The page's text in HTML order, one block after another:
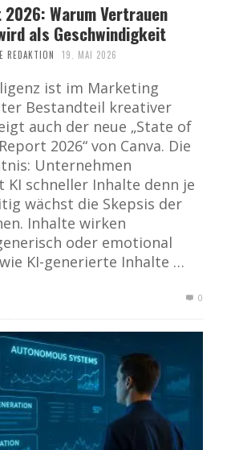
2026: Warum Vertrauen
als Geschwindigkeit
REDAKTION 19. MAI 2026
ist im Marketing
Bestandteil kreativer
auch der neue „State of
2026“ von Canva. Die
Unternehmen
schneller Inhalte denn je
wächst die Skepsis der
Inhalte wirken
oder emotional
KI-generierte Inhalte …
0